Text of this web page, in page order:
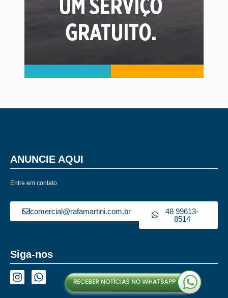
ANUNCIE AQUI
Entre em contato
comercial@rafamartini.com.br
48 99613-
8514
Siga-nos